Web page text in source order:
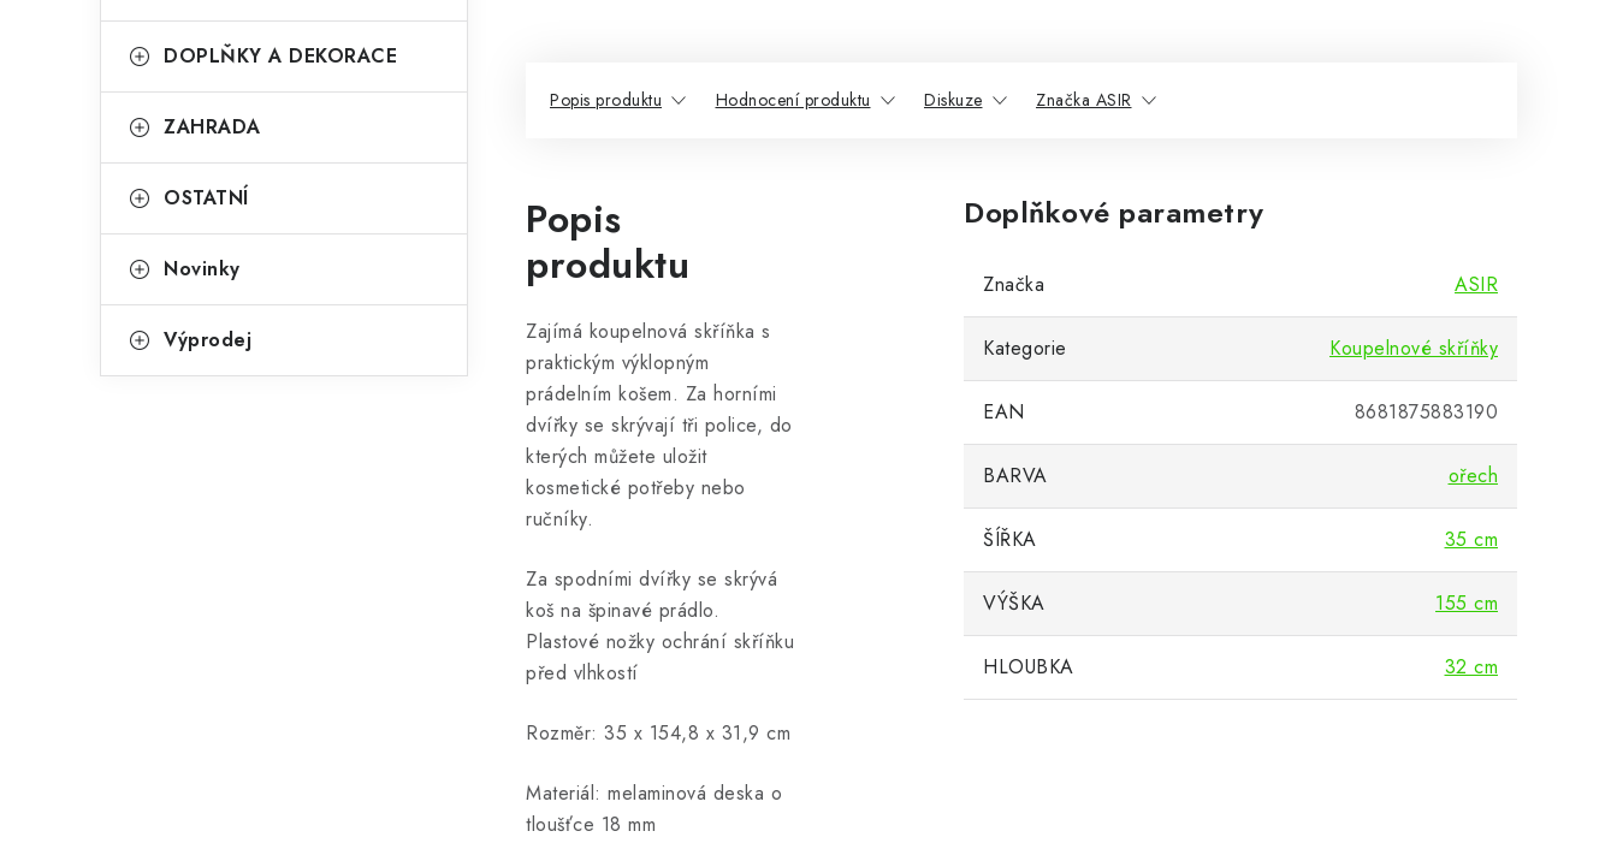
DOPLŇKY A DEKORACE
ZAHRADA
OSTATNÍ
Novinky
Výprodej
Popis produktu Hodnocení produktu Diskuze Značka ASIR
Popis
produktu
Zajímá koupelnová skříňka s
praktickým výklopným
prádelním košem. Za horními
dvířky se skrývají tři police, do
kterých můžete uložit
kosmetické potřeby nebo
ručníky.
Za spodními dvířky se skrývá
koš na špinavé prádlo.
Plastové nožky ochrání skříňku
před vlhkostí
Rozměr: 35 x 154,8 x 31,9 cm
Materiál: melaminová deska o
tloušťce 18 mm
Doplňkové parametry
Značka ASIR
Kategorie Koupelnové skříňky
EAN 8681875883190
BARVA ořech
ŠÍŘKA 35 cm
VÝŠKA 155 cm
HLOUBKA 32 cm